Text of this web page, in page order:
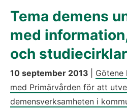
Tema demens
med
och studiecirklar
10 september 2013
Götene
med Primärvården för att
demensverksamheten i